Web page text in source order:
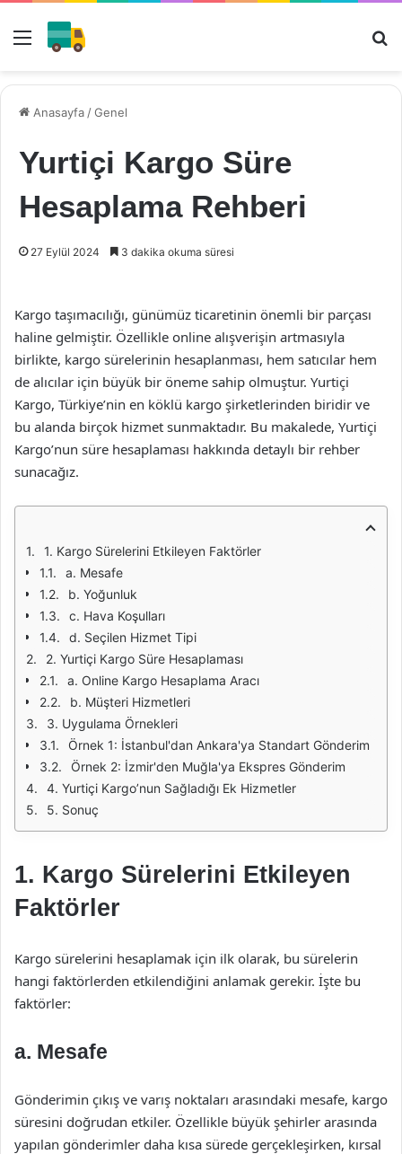
Menü
Anasayfa /Genel
Yurtiçi Kargo Süre
Hesaplama Rehberi
27 Eylül 2024 3 dakika okuma süresi
Kargo taşımacılığı, günümüz ticaretinin önemli bir parçası
haline gelmiştir. Özellikle online alışverişin artmasıyla
birlikte, kargo sürelerinin hesaplanması, hem satıcılar hem
de alıcılar için büyük bir öneme sahip olmuştur. Yurtiçi
Kargo, Türkiye’nin en köklü kargo şirketlerinden biridir ve
bu alanda birçok hizmet sunmaktadır. Bu makalede, Yurtiçi
Kargo’nun süre hesaplaması hakkında detaylı bir rehber
sunacağız.
1. Kargo Sürelerini Etkileyen Faktörler
a. Mesafe
b. Yoğunluk
c. Hava Koşulları
d. Seçilen Hizmet Tipi
2. Yurtiçi Kargo Süre Hesaplaması
a. Online Kargo Hesaplama Aracı
b. Müşteri Hizmetleri
3. Uygulama Örnekleri
Örnek 1: İstanbul'dan Ankara'ya Standart Gönderim
Örnek 2: İzmir'den Muğla'ya Ekspres Gönderim
4. Yurtiçi Kargo’nun Sağladığı Ek Hizmetler
5. Sonuç
1. Kargo Sürelerini Etkileyen
Faktörler
Kargo sürelerini hesaplamak için ilk olarak, bu sürelerin
hangi faktörlerden etkilendiğini anlamak gerekir. İşte bu
faktörler:
a. Mesafe
Gönderimin çıkış ve varış noktaları arasındaki mesafe, kargo
süresini doğrudan etkiler. Özellikle büyük şehirler arasında
yapılan gönderimler daha kısa sürede gerçekleşirken, kırsal